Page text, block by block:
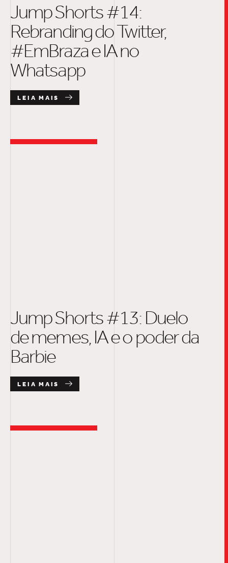
Jump Shorts #14:
Rebranding do Twitter,
#EmBraza e IA no
Whatsapp
LEIA MAIS
Jump Shorts #13: Duelo
de memes, IA e o poder da
Barbie
LEIA MAIS